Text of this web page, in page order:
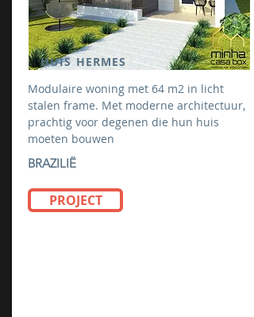
HUIS HERMES
Modulaire woning met 64 m2 in licht
stalen frame. Met moderne architectuur,
prachtig voor degenen die hun huis
moeten bouwen
BRAZILIË
PROJECT